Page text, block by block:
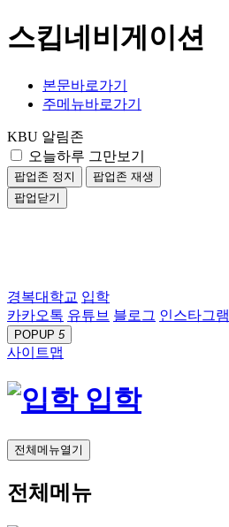
스킵네비게이션
본문바로가기
주메뉴바로가기
KBU 알림존
오늘하루 그만보기
팝업존 정지
팝업존 재생
팝업닫기
경복대학교 입학
카카오톡 유튜브 블로그 인스타그램
POPUP 5
사이트맵
입학
전체메뉴열기
전체메뉴